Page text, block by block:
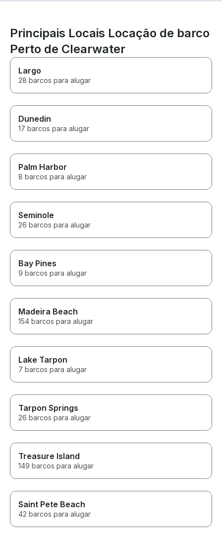
Principais Locais Locação de barco
Perto de Clearwater
Largo
28 barcos para alugar
Dunedin
17 barcos para alugar
Palm Harbor
8 barcos para alugar
Seminole
26 barcos para alugar
Bay Pines
9 barcos para alugar
Madeira Beach
154 barcos para alugar
Lake Tarpon
7 barcos para alugar
Tarpon Springs
26 barcos para alugar
Treasure Island
149 barcos para alugar
Saint Pete Beach
42 barcos para alugar